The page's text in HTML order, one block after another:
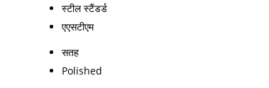
स्टील स्टैंडर्ड
एएसटीएम
सतह
Polished